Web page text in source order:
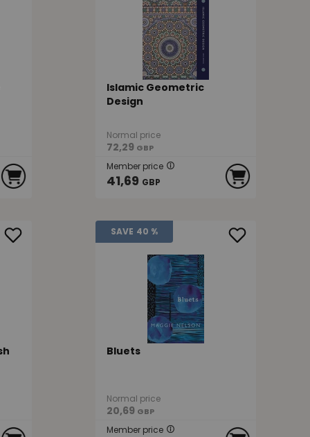
Islamic Geometric
Design
Normal price
72,29 GBP
Member price
41,69 GBP
SAVE 40 %
Bluets
Normal price
20,69 GBP
Member price